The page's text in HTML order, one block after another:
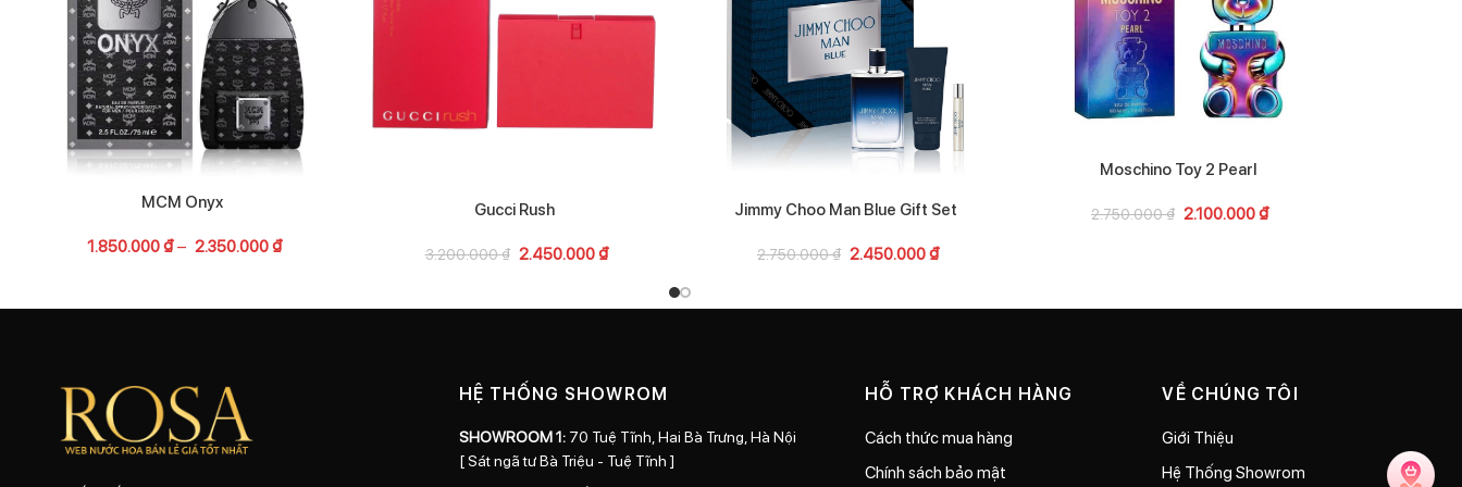
MCM Onyx
1.850.000₫– 2.350.000₫
Gucci Rush
3.200.000₫ 2.450.000₫
Jimmy Choo Man Blue Gift Set
2.750.000₫ 2.450.000₫
Moschino Toy 2 Pearl
2.750.000₫ 2.100.000₫
HỆ THỐNG SHOWROM
SHOWROOM 1: 70 Tuệ Tĩnh, Hai Bà Trưng, Hà Nội
[ Sát ngã tư Bà Triệu - Tuệ Tĩnh ]
HỖ TRỢ KHÁCH HÀNG
Cách thức mua hàng
Chính sách bảo mật
VỀ CHÚNG TÔI
Giới Thiệu
Hệ Thống Showrom